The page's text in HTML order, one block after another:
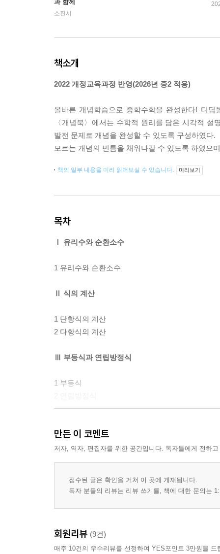
과 함께
소진시
책소개
2022 개정교육과정 반영(2026년 중2 적용)
올바른 개념학습으로 중학수학을 완성한다! 디
〈개념북〉에서는 수학적 원리를 담은 시각적
발전 문제로 개념을 완성할 수 있도록 구성하였다
모르는 개념의 빈틈을 채워나갈 수 있도록 하였으
책의 일부 내용을 미리 읽어보실 수 있습니다. 미리보기
목차
Ⅰ 유리수와 순환소수
1 유리수와 순환소수
Ⅱ 식의 계산
1 단항식의 계산
2 다항식의 계산
Ⅲ 부등식과 연립방정식
1 부등식
1. 일차함수와 그 그래프
만든 이 코멘트
저자, 역자, 편집자를 위한 공간입니다. 독자들에게 전하
접수된 글은 확인을 거쳐 이 곳에 게재됩니다.
독자 분들의 리뷰는 리뷰 쓰기를, 책에 대한 문의는
회원리뷰 (9건)
매주 10건의 우수리뷰를 선정하여 YES포인트 3만원을 드